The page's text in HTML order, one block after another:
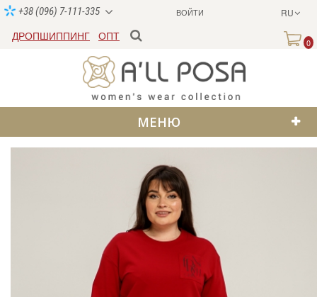
ВОЙТИ RU
+38 (096) 7-111-335
ДРОПШИППИНГ ОПТ
0
МЕНЮ